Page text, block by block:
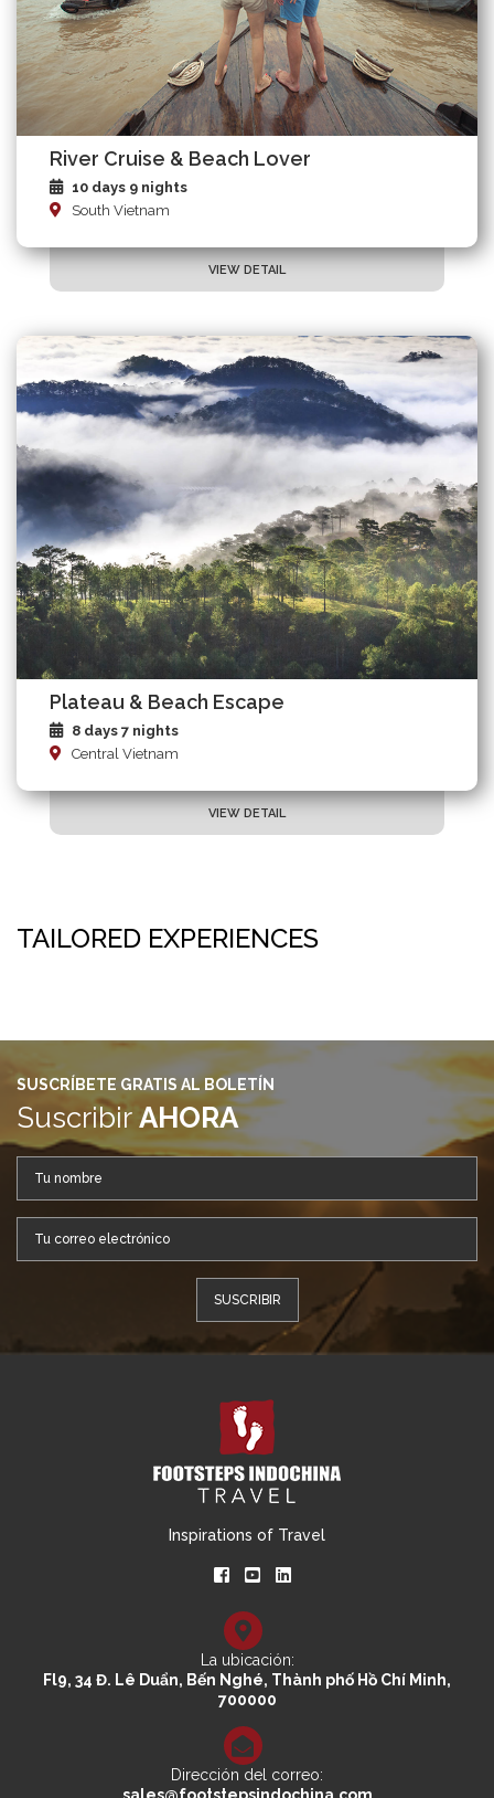
River Cruise & Beach Lover
10 days 9 nights
South Vietnam
VIEW DETAIL
Plateau & Beach Escape
8 days 7 nights
Central Vietnam
VIEW DETAIL
TAILORED EXPERIENCES
SUSCRÍBETE GRATIS AL BOLETÍN
Suscribir AHORA
Inspirations of Travel
La ubicación:
Fl9, 34 Đ. Lê Duẩn, Bến Nghé, Thành phố Hồ Chí Minh,
700000
Dirección del correo: